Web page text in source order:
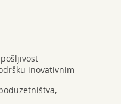
inovativnim